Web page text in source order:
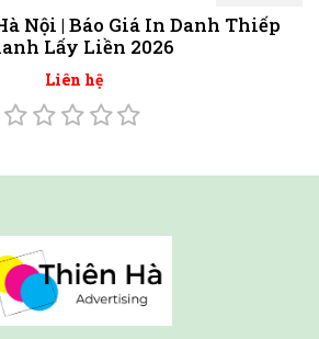
Nội | Báo Giá In Danh Thiếp
Lấy Liền 2026
Liên hệ